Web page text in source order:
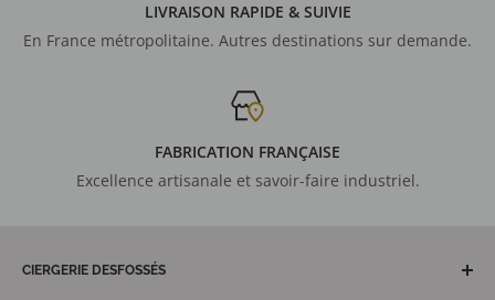
LIVRAISON RAPIDE & SUIVIE
En France métropolitaine. Autres destinations sur demande.
FABRICATION FRANÇAISE
Excellence artisanale et savoir-faire industriel.
CIERGERIE DESFOSSÉS